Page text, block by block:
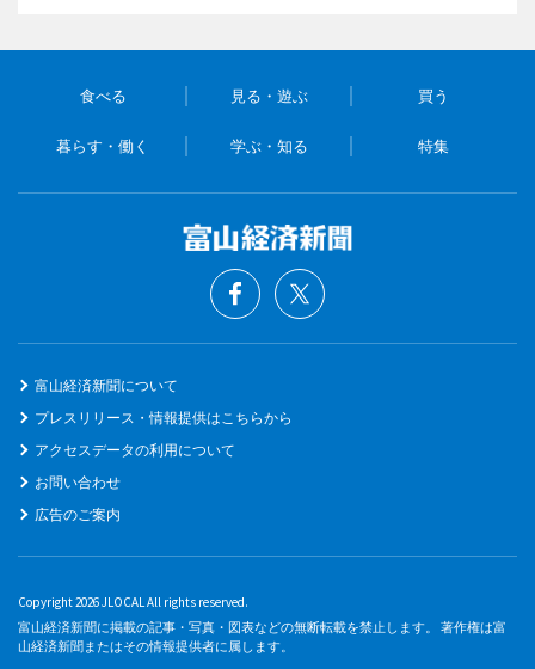
食べる 見る・遊ぶ 買う
暮らす・働く 学ぶ・知る 特集
富山経済新聞について
プレスリリース・情報提供はこちらから
アクセスデータの利用について
お問い合わせ
広告のご案内
Copyright 2026 JLOCAL All rights reserved.
富山経済新聞に掲載の記事・写真・図表などの無断転載を禁止します。 著作権は富
山経済新聞またはその情報提供者に属します。